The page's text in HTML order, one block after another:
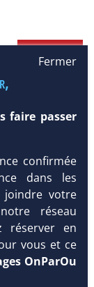
Fermer
faire passer
confirmée
dans les
joindre votre
réseau
réserver en
vous et ce
OnParOu